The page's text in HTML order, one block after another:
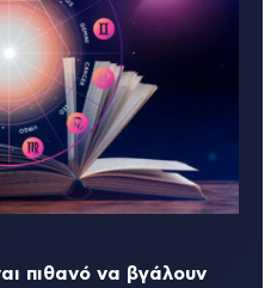
πιθανό να βγάλουν